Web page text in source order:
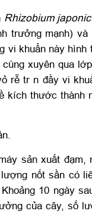
Rhizobium
trưởng mạnh) và
vi khuẩn này hình
xuyên qua
rễ tr n đầy vi
kích thước thành
sản xuất đạm,
nốt sần có
10 ngày
của cây, số